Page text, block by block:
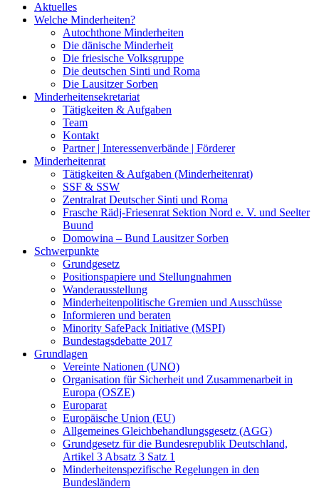
Aktuelles
Welche Minderheiten?
Autochthone Minderheiten
Die dänische Minderheit
Die friesische Volksgruppe
Die deutschen Sinti und Roma
Die Lausitzer Sorben
Minderheitensekretariat
Tätigkeiten & Aufgaben
Team
Kontakt
Partner | Interessenverbände | Förderer
Minderheitenrat
Tätigkeiten & Aufgaben (Minderheitenrat)
SSF & SSW
Zentralrat Deutscher Sinti und Roma
Frasche Rädj-Friesenrat Sektion Nord e. V. und Seelter
Buund
Domowina – Bund Lausitzer Sorben
Schwerpunkte
Grundgesetz
Positionspapiere und Stellungnahmen
Wanderausstellung
Minderheitenpolitische Gremien und Ausschüsse
Informieren und beraten
Minority SafePack Initiative (MSPI)
Bundestagsdebatte 2017
Grundlagen
Vereinte Nationen (UNO)
Organisation für Sicherheit und Zusammenarbeit in
Europa (OSZE)
Europarat
Europäische Union (EU)
Allgemeines Gleichbehandlungsgesetz (AGG)
Grundgesetz für die Bundesrepublik Deutschland,
Artikel 3 Absatz 3 Satz 1
Minderheitenspezifische Regelungen in den
Bundesländern